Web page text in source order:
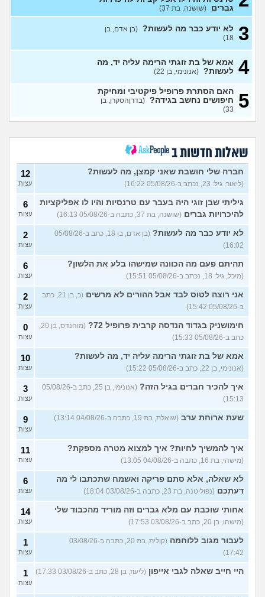
בחורה אובססיבית מה לעשות?
(אלירן, בן 30)
מתכננת חתונה ראשונה, יש
לכם עצות?
האם מה שאני מרגיש זה הגיוני
ותקין?
(לירון, בן 31)
איך להתגבר על רצון לקשר
לפני הזמן?
(אנונימית, בת 21)
הבילויים, זה מוריד לכם?
(לחם ושעשועים, בן 36)
13
כשרבתי עם בת הזוג שלי,
דחפתי אותה מתוך כעס. איך
להתמודד?
(אלכס, שם בדוי, בן
40)
13
עצות
איך להסביר לה שאני רוצה
להיפרד?
(עידן, בן 27)
20
עצות
בעיות ביני לבית הזוג, מה
לעשות?
6
עצות
לא משלמת בדייטים
(אלי, בן
29)
9
עצות
יוצאת איתו היום לדייט ראשון 3
עצות
בטיילת או מועדון?
(רואי, בן
26)
8
עצות
לוקח אותי לדייטים גרועים
האם להמשיך?
(נטע, בת 21)
17
עצות
עוד שאלות חדשות במדור
גברים (שושנה, בת 37)
3 לא יודע כבר מה לעשות? (בן אדם, בן
18)
4 אמא של בת זוגתי הרימה עליה יד, מה
לעשות? (אנונימי, בן 22)
5 האם הסתרת פרופיל פיקטיבי ומחיקת
חיפושים נחשב בגידה? (בדרןהסקרן, בן
33)
שאלות חדשות ב
חברה שלי חושבת שאני קמצן, מה לעשות?
(ליאור, גיל: 23, נכתב ב-05/08/26 16:22)
12
עצות
גיליתי שבן זוגי היה בעבר עם טרנסיות והיו לו אפליקציות
להיכרויות גברים (שושנה, בת 37, כתבה ב-05/08/26 16:13)
6
עצות
לא יודע כבר מה לעשות?
(בן אדם, בן 18, כתב ב-05/08/26
16:02)
2
עצות
תהיתם פעם מה הכוונה שמישהו בלע את הלשון?
(מיכל, גיל: 18, נכתב ב-05/08/26 15:51)
6
עצות
אני רוצה לטוס לבד אבל ההורים לא מרשים
(כ, בן 21, כתב
ב-05/08/26 15:42)
2
עצות
חימושניק בגדוד הנדסה קרבית פרופיל 72?
(מוהנדס, בן 20,
כתב ב-05/08/26 15:33)
0
עצות
אמא של בת זוגתי הרימה עליה יד, מה לעשות?
(אנונימי, בן 22, כתב ב-05/08/26 15:22)
10
עצות
איך להכיר חברים בגיל הזה?
(אנונימי, בן 25, כתב ב-05/08/26
15:13)
3
עצות
שעת ארוחת ערב (שואלת, בת 19, כתבה ב-04/08/26 13:14) 9
עצות
איך להמשיך לחיות? איך למצוא מטרה מספקת?
(מישהי, בת 16, כתבה ב-04/08/26 13:05)
11
עצות
לא שאלה, אלא סתם פריקה ואשמח שתכתבו לי מה
דעתכם (נפוליטנה, בת 23, כתבה ב-03/08/26 18:04)
6
עצות
אחותי שוכבת עם מלא גברים וזה מוריד מהכבוד שלי
(מישהו, בן 20, כתב ב-03/08/26 17:53)
14
עצות
לעבור מגוב ללוחמה
(קולית, בת 20, כתבה ב-03/08/26
17:42)
1
עצות
היי חייב שאלה לגבי אייפון (ליעוז, בן 28, כתב ב-03/08/26 17:33) 1
עצות